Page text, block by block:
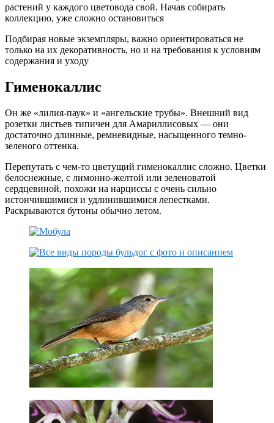
растений у каждого цветовода свой. Начав собирать
коллекцию, уже сложно остановиться
Подбирая новые экземпляры, важно ориентироваться не
только на их декоративность, но и на требования к условиям
содержания и уходу
Гименокаллис
Он же «лилия-паук» и «ангельские трубы». Внешний вид
розетки листьев типичен для Амариллисовых — они
достаточно длинные, ремневидные, насыщенного темно-
зеленого оттенка.
Перепутать с чем-то цветущий гименокаллис сложно. Цветки
белоснежные, с лимонно-желтой или зеленоватой
сердцевиной, похожи на нарциссы с очень сильно
истончившимися и удлинившимися лепестками.
Раскрываются бутоны обычно летом.